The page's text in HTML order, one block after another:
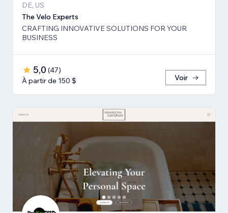
DE, US
The Velo Experts
CRAFTING INNOVATIVE SOLUTIONS FOR YOUR
BUSINESS
5,0 (47)
À partir de 150 $
Voir